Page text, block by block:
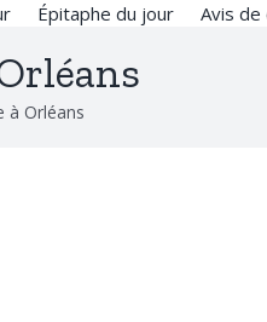
Épitaphe du jour Avis de
à Orléans